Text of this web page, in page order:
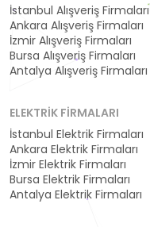
İstanbul Alışveriş Firmaları
Ankara Alışveriş Firmaları
İzmir Alışveriş Firmaları
Bursa Alışveriş Firmaları
Antalya Alışveriş Firmaları
ELEKTRIK FIRMALARI
İstanbul Elektrik Firmaları
Ankara Elektrik Firmaları
İzmir Elektrik Firmaları
Bursa Elektrik Firmaları
Antalya Elektrik Firmaları